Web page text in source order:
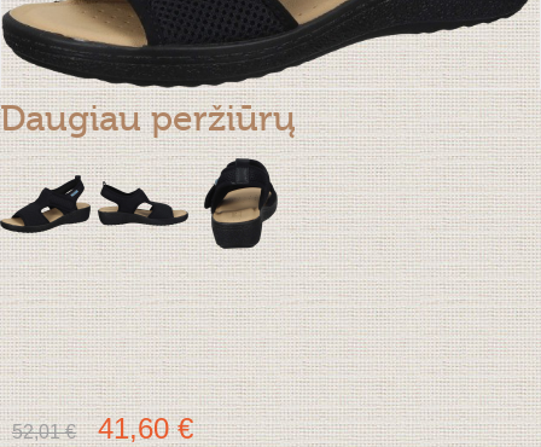
Daugiau peržiūrų
52,01 € 41,60 €